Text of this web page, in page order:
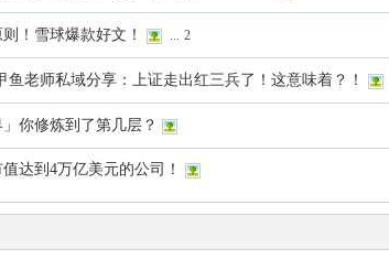
！雪球爆款好文！ ... 2
鱼老师私域分享：上证走出红三兵了！这意味着？！
你修炼到了第几层？
达到4万亿美元的公司！